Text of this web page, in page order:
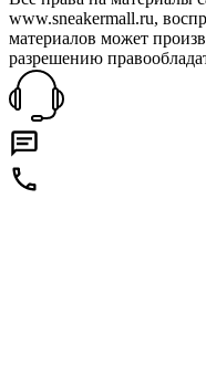
www.sneakermall.ru,
материалов может
разрешению